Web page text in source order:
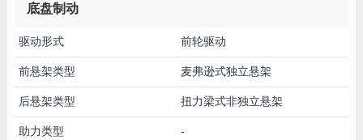
底盘制动
驱动形式 前轮驱动
前悬架类型 麦弗逊式独立悬架
后悬架类型 扭力梁式非独立悬架
助力类型 -